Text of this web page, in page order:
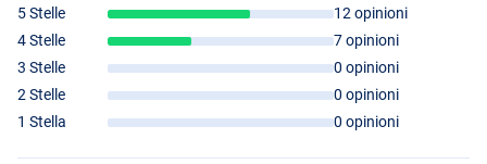
- Facile da usare
- Un bel mulinello per un prezzo conveniente!
5 Stelle
12 opinioni
4 Stelle
7 opinioni
3 Stelle
0 opinioni
2 Stelle
0 opinioni
1 Stella
0 opinioni